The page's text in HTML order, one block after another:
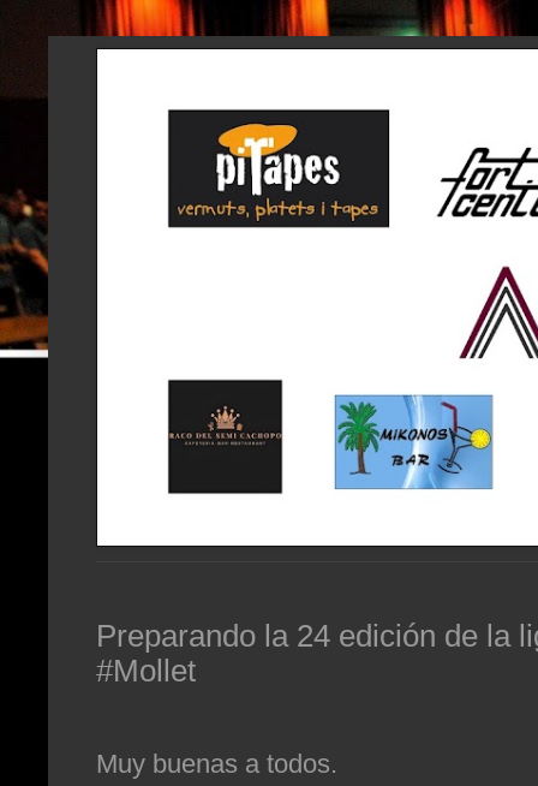
Preparando la 24 edición de la
#Mollet
Muy buenas a todos.